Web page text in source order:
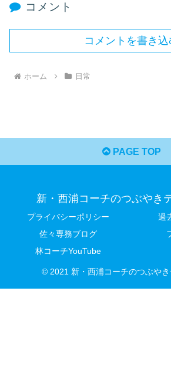
コメント
コメントを書き込
ホーム 日常
PAGE TOP
新・西浦コーチのつぶやき
プライバシーポリシー
過
佐々専務ブログ
林コーチYouTube
© 2021 新・西浦コーチのつぶや